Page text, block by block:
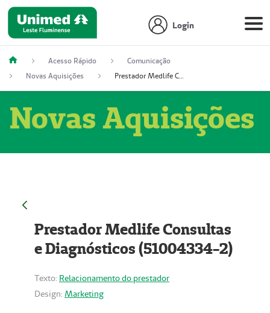
Login
Acesso Rápido
Comunicação
Novas Aquisições
Prestador Medlife Consultas e Diagnósticos (51004334-2)
Novas Aquisições
Prestador Medlife Consultas
e Diagnósticos (51004334-2)
Texto: Relacionamento do prestador
Design: Marketing